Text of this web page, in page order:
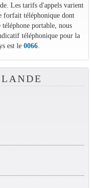
Les tarifs d'appels varient
forfait téléphonique dont
portable, nous
téléphonique pour la
est le 0066.